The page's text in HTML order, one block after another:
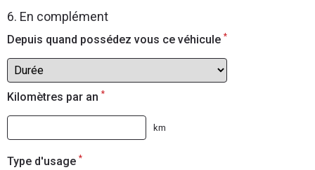
6. En complément
Depuis quand possédez vous ce véhicule *
Kilomètres par an *
km
Type d'usage *